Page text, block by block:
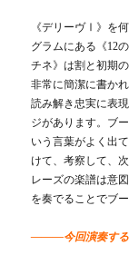
《デリーヴⅠ》を
グラムにある《12
チネ》は割と初期
非常に簡潔に書か
読み解き忠実に表
ジがあります。ブ
いう言葉がよく出
けて、考察して、
レーズの楽譜は意
を奏でることでブ
―――今回演奏する